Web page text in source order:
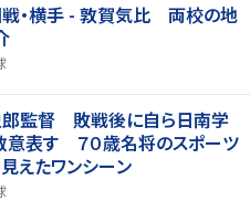
戦・横手 - 敦賀気比 両校の地
郎監督 敗戦後に自ら日南学
意表す ７０歳名将のスポーツ
えたワンシーン